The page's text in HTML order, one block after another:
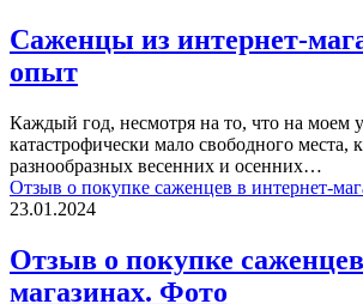
Саженцы из интернет-
опыт
Каждый год, несмотря на то, что на моем
катастрофически мало свободного места,
разнообразных весенних и осенних…
Отзыв о покупке саженцев в интернет-
23.01.2024
Отзыв о покупке
магазинах. Фото